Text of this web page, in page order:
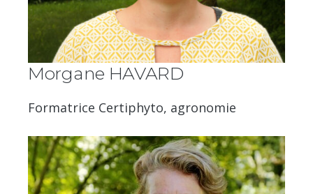
Morgane HAVARD
Formatrice Certiphyto, agronomie